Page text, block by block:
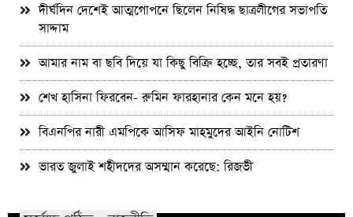
দীর্ঘদিন দেশেই আত্মগোপনে ছিলেন নিষিদ্ধ ছাত্রলীগের সভাপতি
সাদ্দাম
আমার নাম বা ছবি দিয়ে যা কিছু বিক্রি হচ্ছে, তার সবই প্রতারণা
শেখ হাসিনা ফিরবেন- রুমিন ফারহানার কেন মনে হয়?
বিএনপির নারী এমপিকে আসিফ মাহমুদের আইনি নোটিশ
ভারত জুলাই শহীদদের অসম্মান করেছে: রিজভী